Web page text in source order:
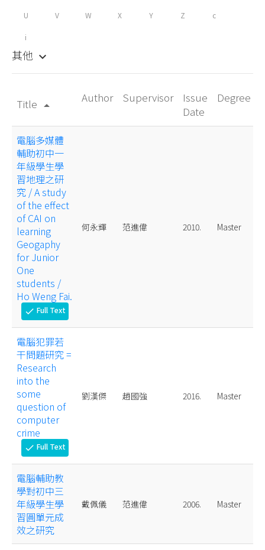
U V W X Y Z c
i
其他 keyboard_arrow_down
Title arrow_drop_up
Author Supervisor
Issue
Date
Degree
電腦多媒體
輔助初中一
年級學生學
習地理之研
究 / A study
of the effect
of CAI on
learning
Geogaphy
for Junior
One
students /
Ho Weng Fai.
check Full Text
何永輝 范進偉 2010. Master
電腦犯罪若
干問題研究 =
Research
into the
some
question of
computer
crime
check Full Text
劉漢傑 趙國強 2016. Master
電腦輔助教
學對初中三
年級學生學
習圓單元成
效之研究
戴佩儀 范進偉 2006. Master